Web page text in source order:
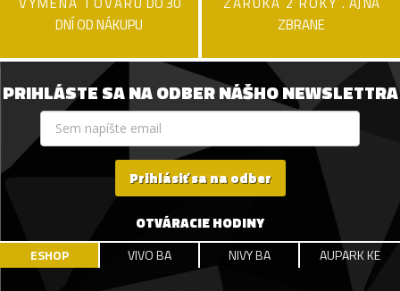
DNÍ OD NÁKUPU
ZBRANE
PRIHLÁSTE SA NA ODBER NÁŠHO NEWSLETTRA
Prihlásiť sa na odber
OTVÁRACIE HODINY
ESHOP VIVO BA NIVY BA AUPARK KE